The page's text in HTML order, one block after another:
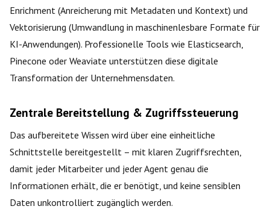
Enrichment (Anreicherung mit Metadaten und Kontext) und
Vektorisierung (Umwandlung in maschinenlesbare Formate für
KI-Anwendungen). Professionelle Tools wie Elasticsearch,
Pinecone oder Weaviate unterstützen diese digitale
Transformation der Unternehmensdaten.
Zentrale Bereitstellung & Zugriffssteuerung
Das aufbereitete Wissen wird über eine einheitliche
Schnittstelle bereitgestellt – mit klaren Zugriffsrechten,
damit jeder Mitarbeiter und jeder Agent genau die
Informationen erhält, die er benötigt, und keine sensiblen
Daten unkontrolliert zugänglich werden.